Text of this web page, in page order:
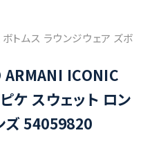
トムス ラウンジウェア ズボ
ICONIC
ケ スウェット ロン
ズ 54059820